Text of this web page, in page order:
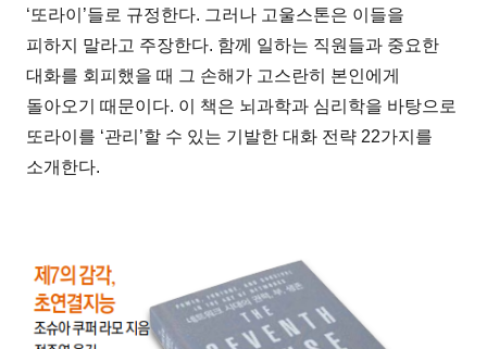
‘또라이’들로 규정한다. 그러나 고울스톤은 이들을
피하지 말라고 주장한다. 함께 일하는 직원들과 중요한
대화를 회피했을 때 그 손해가 고스란히 본인에게
돌아오기 때문이다. 이 책은 뇌과학과 심리학을 바탕으로
또라이를 ‘관리’할 수 있는 기발한 대화 전략 22가지를
소개한다.